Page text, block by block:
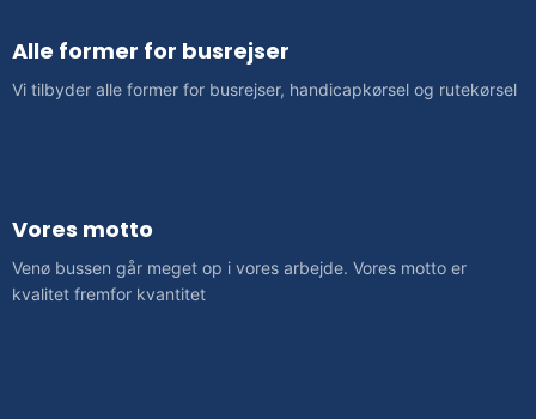
Alle former for busrejser
​Vi tilbyder alle former for busrejser, handicapkørsel og rutekørsel
Vores motto
Venø bussen går meget op i vores arbejde. Vores motto er
kvalitet fremfor kvantitet